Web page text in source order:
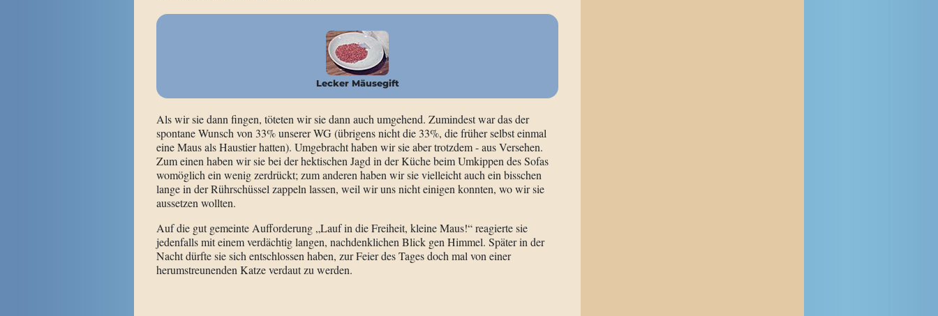
Lecker Mäusegift
Als wir sie dann fingen, töteten wir sie dann auch umgehend. Zumindest war das der
spontane Wunsch von 33% unserer WG (übrigens nicht die 33%, die früher selbst einmal
eine Maus als Haustier hatten). Umgebracht haben wir sie aber trotzdem - aus Versehen.
Zum einen haben wir sie bei der hektischen Jagd in der Küche beim Umkippen des Sofas
womöglich ein wenig zerdrückt; zum anderen haben wir sie vielleicht auch ein bisschen
lange in der Rührschüssel zappeln lassen, weil wir uns nicht einigen konnten, wo wir sie
aussetzen wollten.
Auf die gut gemeinte Aufforderung „Lauf in die Freiheit, kleine Maus!“ reagierte sie
jedenfalls mit einem verdächtig langen, nachdenklichen Blick gen Himmel. Später in der
Nacht dürfte sie sich entschlossen haben, zur Feier des Tages doch mal von einer
herumstreunenden Katze verdaut zu werden.